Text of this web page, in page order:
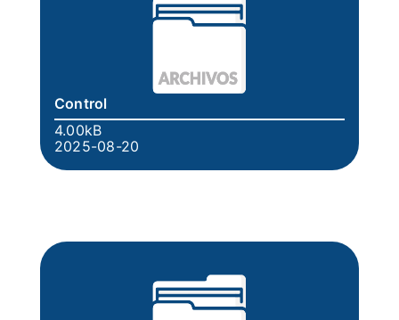
Control
4.00kB
2025-08-20